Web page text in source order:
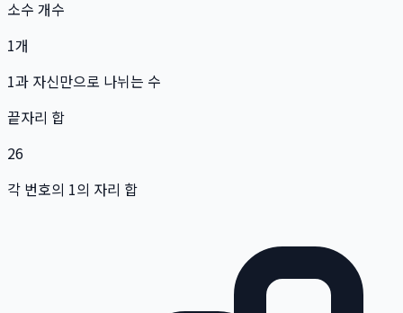
소수 개수
1개
1과 자신만으로 나뉘는 수
끝자리 합
26
각 번호의 1의 자리 합